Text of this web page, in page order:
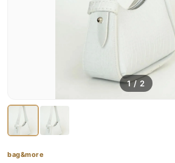
1/ 2
bag&more